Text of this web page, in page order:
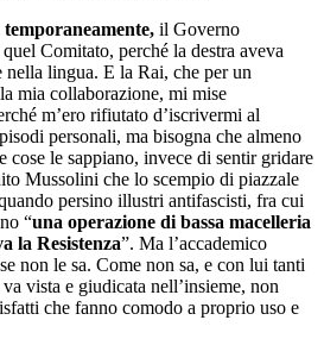
il Governo
Comitato, perché la destra aveva
nella lingua. E la Rai, che per un
mia collaborazione, mi mise
m’ero rifiutato d’iscrivermi al
personali, ma bisogna che almeno
cose le sappiano, invece di sentir gridare
Mussolini che lo scempio di piazzale
persino illustri antifascisti, fra cui
“una operazione di bassa macelleria
la Resistenza”. Ma l’accademico
non le sa. Come non sa, e con lui tanti
vista e giudicata nell’insieme, non
che fanno comodo a proprio uso e